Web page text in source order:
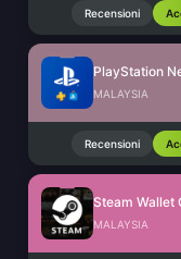
Recensioni
MALAYSIA
Recensioni
MALAYSIA